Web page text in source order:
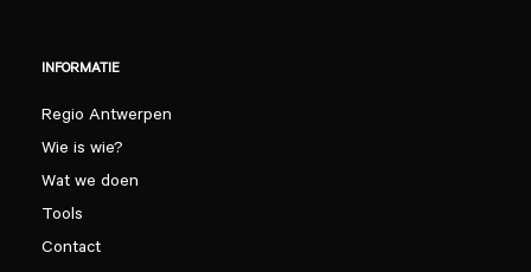
INFORMATIE
Regio Antwerpen
Wie is wie?
Wat we doen
Tools
Contact